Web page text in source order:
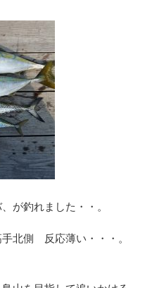
が釣れました・・。
北側 反応薄い・・・。